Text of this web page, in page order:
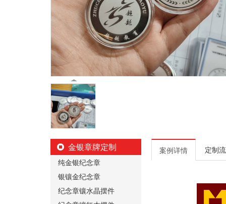
金银章牌定制
纯金银纪念章
银镶金纪念章
纪念章镶水晶摆件
案例详情 定制